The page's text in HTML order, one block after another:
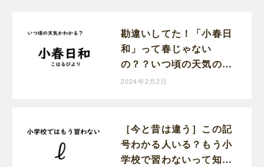
勘違いしてた！「小春日
和」って春じゃない
の？？いつ頃の天気のこ
とを指すか知ってる？？
2024年2月2日
［今と昔は違う］この記
号わかる人いる？もう小
学校で習わないって知っ